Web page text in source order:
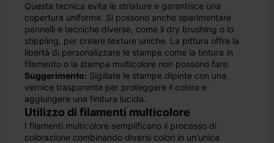
Questa tecnica evita le striature e garantisce una
copertura uniforme. Si possono anche sperimentare
pennelli e tecniche diverse, come il dry brushing o lo
stippling, per creare texture uniche. La pittura offre la
libertà di personalizzare le stampe come la tintura in
filamento o la stampa multicolore non possono fare.
Suggerimento: Sigillate le stampe dipinte con una
vernice trasparente per proteggere il colore e
aggiungere una finitura lucida.
Utilizzo di filamenti multicolore
I filamenti multicolore semplificano il processo di
colorazione combinando diversi colori in un'unica